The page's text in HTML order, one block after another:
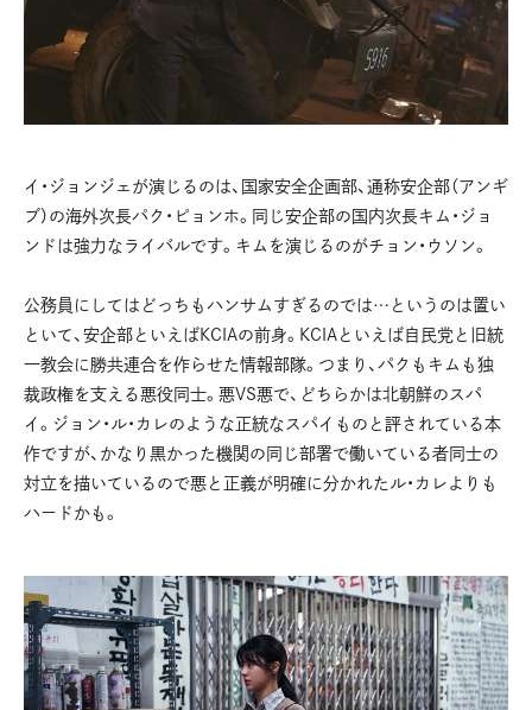
イ・ジョンジェが演じるのは、国家安全企画部、通称安企部（アンギ
ブ）の海外次長パク・ピョンホ。同じ安企部の国内次長キム・ジョ
ンドは強力なライバルです。キムを演じるのがチョン・ウソン。
公務員にしてはどっちもハンサムすぎるのでは…というのは置い
といて、安企部といえばKCIAの前身。KCIAといえば自民党と旧統
一教会に勝共連合を作らせた情報部隊。つまり、パクもキムも独
裁政権を支える悪役同士。悪VS悪で、どちらかは北朝鮮のスパ
イ。ジョン・ル・カレのような正統なスパイものと評されている本
作ですが、かなり黒かった機関の同じ部署で働いている者同士の
対立を描いているので悪と正義が明確に分かれたル・カレよりも
ハードかも。